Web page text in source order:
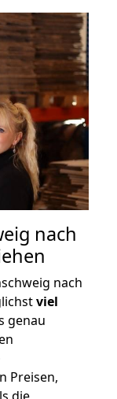
nach
nach
viel
genau
Preisen,